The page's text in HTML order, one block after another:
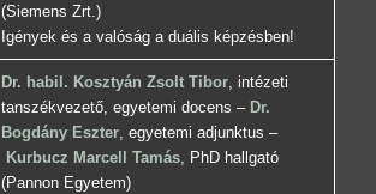
(Siemens Zrt.)
Igények és a valóság a duális képzésben!
Dr. habil. Kosztyán Zsolt Tibor, intézeti
tanszékvezető, egyetemi docens – Dr.
Bogdány Eszter, egyetemi adjunktus –
Kurbucz Marcell Tamás, PhD hallgató
(Pannon Egyetem)